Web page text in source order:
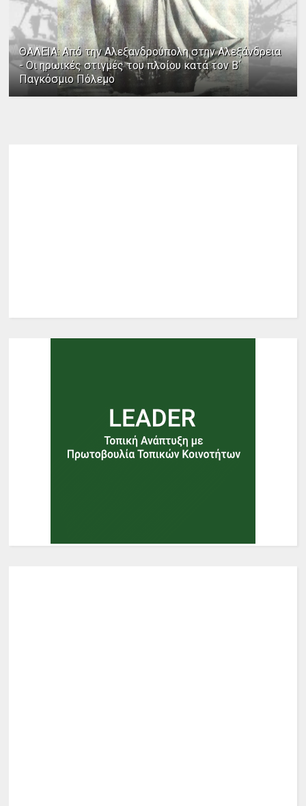
ΘΑΛΕΙΑ: Από την Αλεξανδρούπολη στην Αλεξάνδρεια
- Οι ηρωικές στιγμές του πλοίου κατά τον Β΄
Παγκόσμιο Πόλεμο